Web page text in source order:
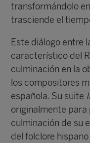
transformándolo
trasciende el
Este diálogo entre
característico del
culminación en la
los compositores
española. Su suite
originalmente para
culminación de su
del folclore